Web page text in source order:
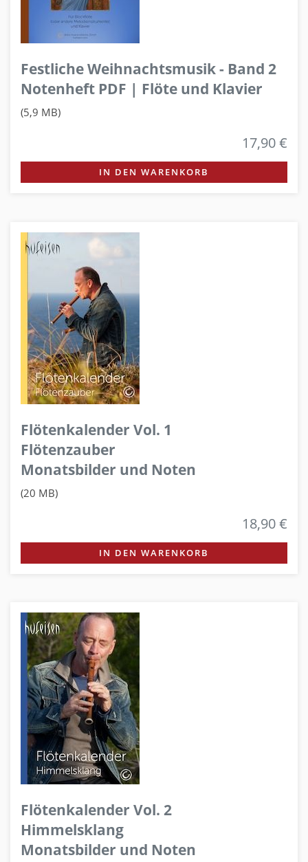
Festliche Weihnachtsmusik - Band 2
Notenheft PDF | Flöte und Klavier
(5,9 MB)
17,90 €
IN DEN WARENKORB
Flötenkalender Vol. 1
Flötenzauber
Monatsbilder und Noten
(20 MB)
18,90 €
IN DEN WARENKORB
Flötenkalender Vol. 2
Himmelsklang
Monatsbilder und Noten